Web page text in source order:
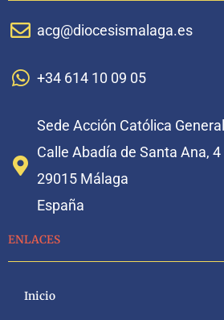
acg@diocesismalaga.es
+34 614 10 09 05
Sede Acción Católica General
Calle Abadía de Santa Ana, 4
29015 Málaga
España
ENLACES
Inicio